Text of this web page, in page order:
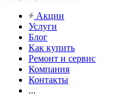
Акции
Услуги
Блог
Как купить
Ремонт и сервис
Компания
Контакты
...